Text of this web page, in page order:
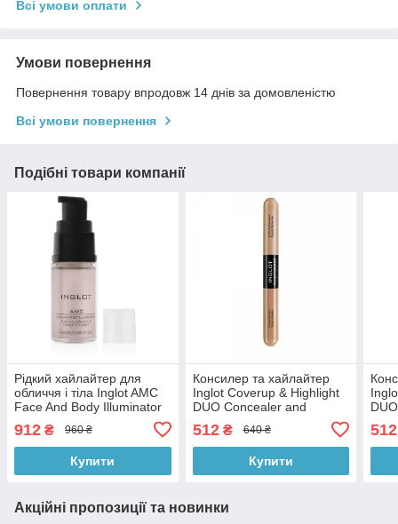
Всі умови оплати
Умови повернення
Повернення товару впродовж 14 днів за домовленістю
Всі умови повернення
Подібні товари компанії
Рідкий хайлайтер для
обличчя і тіла Inglot AMC
Face And Body Illuminator
912 ₴ 960 ₴
Купити
Консилер та хайлайтер
Inglot Coverup & Highlight
DUO Concealer and
512₴ 640 ₴
Купити
512
Акційні пропозиції та новинки